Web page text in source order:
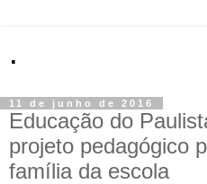
.
11 de junho de 2016
Educação do
projeto pedagógico
família da escola